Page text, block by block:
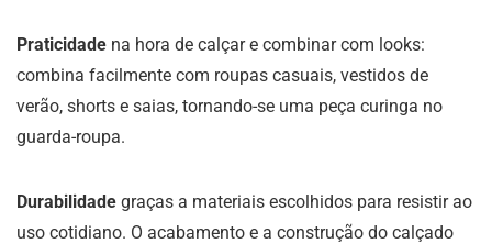
Praticidade na hora de calçar e combinar com looks:
combina facilmente com roupas casuais, vestidos de
verão, shorts e saias, tornando-se uma peça curinga no
guarda-roupa.
Durabilidade graças a materiais escolhidos para resistir ao
uso cotidiano. O acabamento e a construção do calçado